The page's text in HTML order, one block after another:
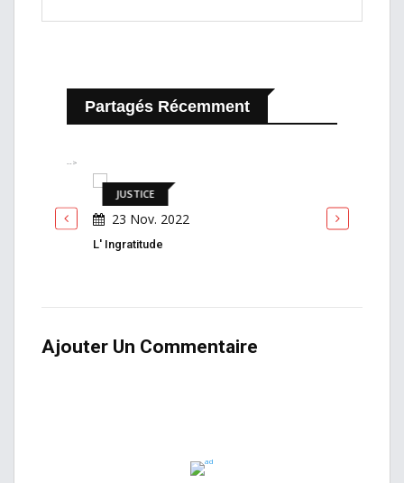
Partagés Récemment
-->
JUSTICE
23 Nov. 2022
L' Ingratitude
Ajouter Un Commentaire